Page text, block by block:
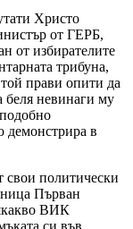
Христо
от ГЕРБ,
от избирателите
трибуна,
прави опити да
беля невинаги му
демонстрира в
свои политически
Първан
ВИК
си във